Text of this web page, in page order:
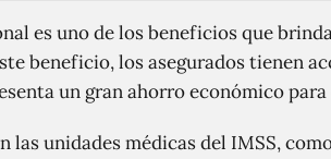
es uno de los beneficios que
beneficio, los asegurados tienen
un gran ahorro económico
unidades médicas del IMSS,